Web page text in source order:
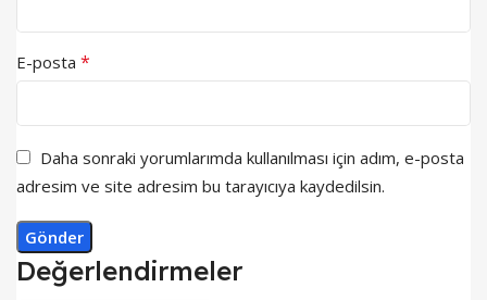
Değerlendirmeler
E-posta *
Daha sonraki yorumlarımda kullanılması için adım, e-posta
adresim ve site adresim bu tarayıcıya kaydedilsin.